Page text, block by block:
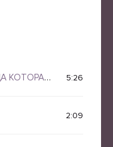
И НЕ СТАЛА СВОБОДНОЙ 5:26
2:09